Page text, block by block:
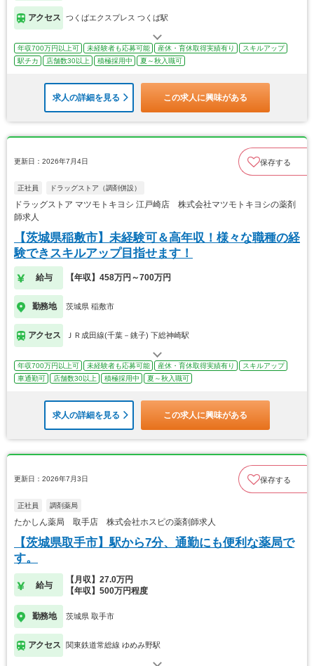
アクセス つくばエクスプレス つくば駅
年収700万円以上可 未経験者も応募可能 産休・育休取得実績有り
スキルアップ
駅チカ
店舗数30以上 積極採用中 夏～秋入職可
求人の詳細を見る この求人に興味がある
更新日：2026年7月4日 保存する
正社員 ドラッグストア（調剤併設）
ドラッグストア マツモトキヨシ 江戸崎店 株式会社マツモトキヨシの薬剤
師求人
【茨城県稲敷市】未経験可＆高年収！様々な職種の経
験できスキルアップ目指せます！
給与 【年収】458万円～700万円
勤務地 茨城県 稲敷市
アクセス ＪＲ成田線(千葉－銚子) 下総神崎駅
年収700万円以上可 未経験者も応募可能 産休・育休取得実績有り
スキルアップ
車通勤可
店舗数30以上 積極採用中 夏～秋入職可
求人の詳細を見る この求人に興味がある
更新日：2026年7月3日 保存する
正社員 調剤薬局
たかしん薬局 取手店 株式会社ホスピの薬剤師求人
【茨城県取手市】駅から7分、通勤にも便利な薬局で
す。
給与
【月収】27.0万円
【年収】500万円程度
勤務地 茨城県 取手市
アクセス 関東鉄道常総線 ゆめみ野駅